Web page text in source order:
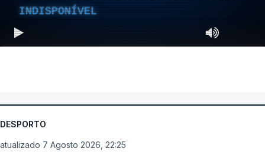
INDISPONÍVEL
DESPORTO
atualizado 7 Agosto 2026, 22:25